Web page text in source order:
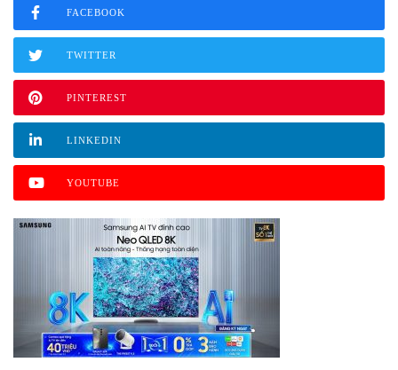
FACEBOOK
TWITTER
PINTEREST
LINKEDIN
YOUTUBE